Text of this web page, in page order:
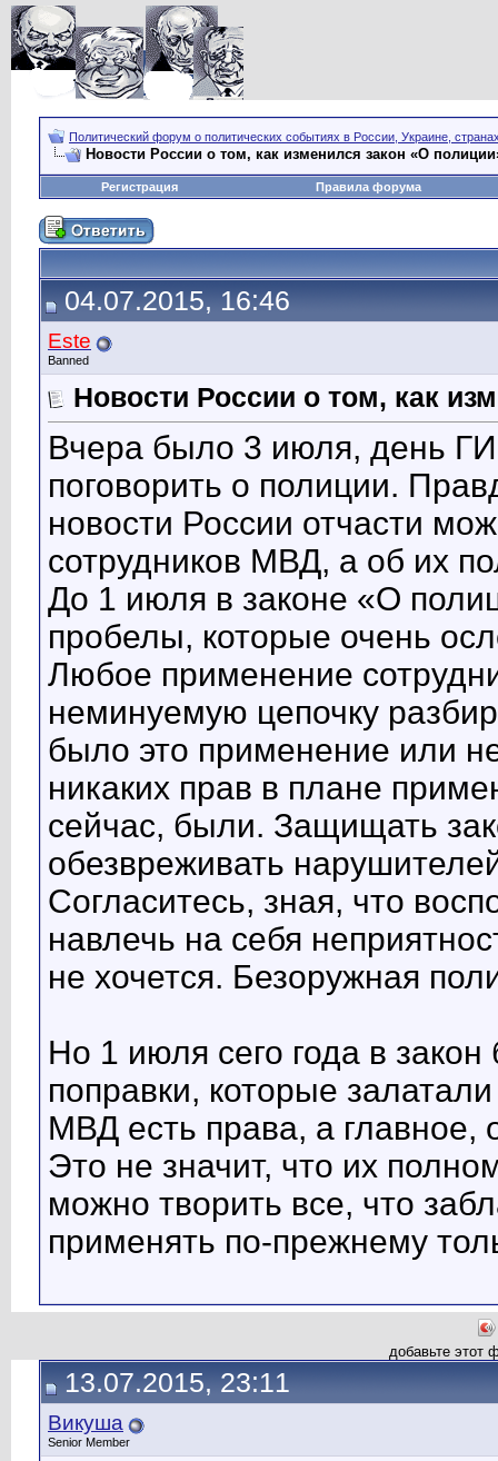
Политический форум о политических событиях в России, Украине,
Новости России о том, как изменился закон «О
Регистрация Правила форума
04.07.2015, 16:46
Este
Banned
Новости России о том, как
Вчера было 3 июля, день
поговорить о полиции.
новости России отчасти
сотрудников МВД, а об их
До 1 июля в законе «О
пробелы, которые очень
Любое применение
неминуемую цепочку
было это применение или
никаких прав в плане
сейчас, были. Защищать
обезвреживать
Согласитесь, зная, что
навлечь на себя
не хочется. Безоружная
Но 1 июля сего года в
поправки, которые
МВД есть права, а главное,
Это не значит, что их
можно творить все, что
применять по-прежнему
добавьте этот
13.07.2015, 23:11
Викуша
Senior Member